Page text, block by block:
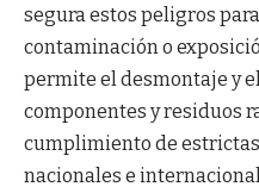
segura estos peligros
contaminación o
permite el desmontaje y
componentes y residuos
cumplimiento de
nacionales e